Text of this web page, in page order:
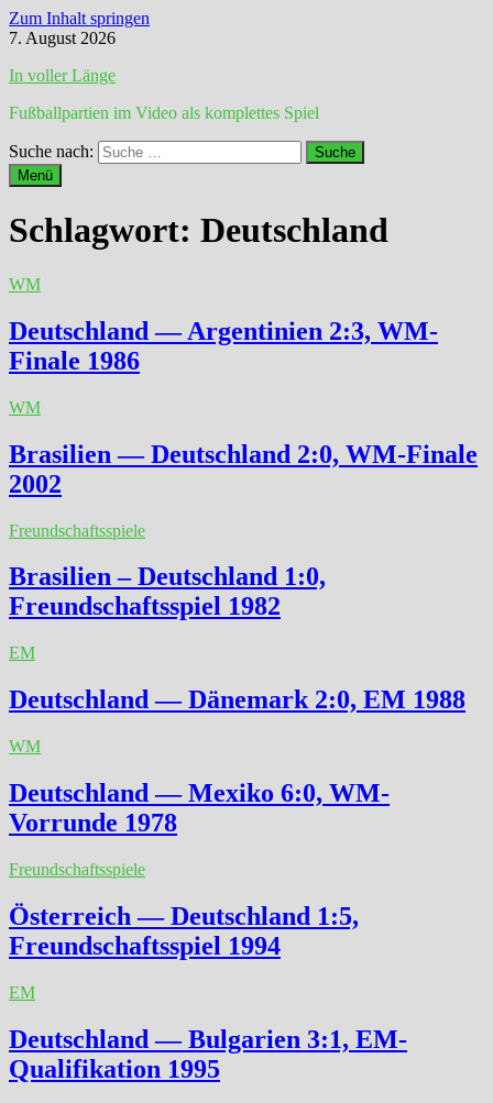
Zum Inhalt springen
7. August 2026
In voller Länge
Fußballpartien im Video als komplettes Spiel
Suche nach:
Menü
Schlagwort: Deutschland
WM
Deutschland — Argentinien 2:3, WM-
Finale 1986
WM
Brasilien — Deutschland 2:0, WM-Finale
2002
Freundschaftsspiele
Brasilien – Deutschland 1:0,
Freundschaftsspiel 1982
EM
Deutschland — Dänemark 2:0, EM 1988
WM
Deutschland — Mexiko 6:0, WM-
Vorrunde 1978
Freundschaftsspiele
Österreich — Deutschland 1:5,
Freundschaftsspiel 1994
EM
Deutschland — Bulgarien 3:1, EM-
Qualifikation 1995